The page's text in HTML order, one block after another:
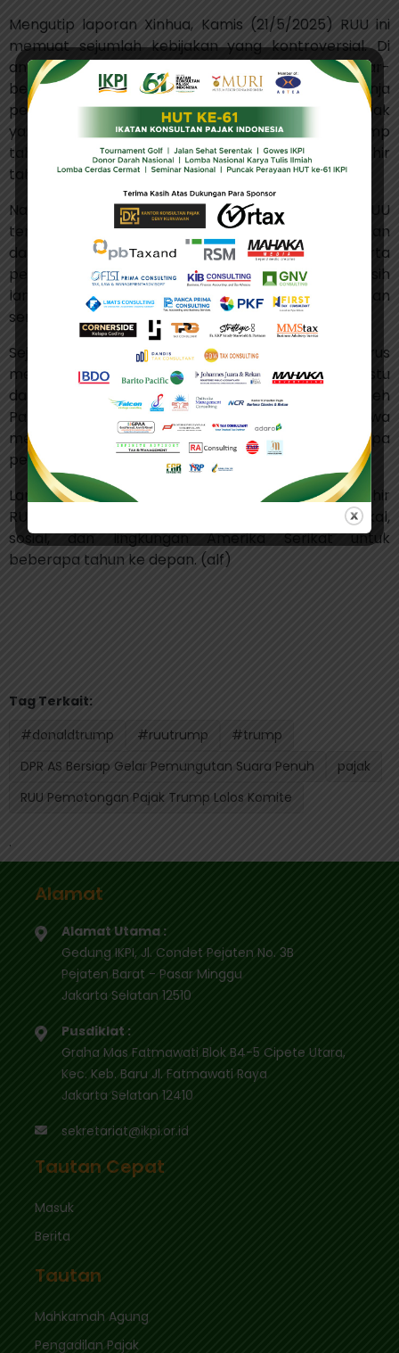
Mengutip laporan Xinhua, Kamis (21/5/2025) RUU ini
memuat sejumlah kebijakan yang kontroversial. Di
antaranya adalah peningkatan anggaran besar-
besaran untuk penegakan hukum imigrasi dan belanja
pertahanan, serta perpanjangan pemotongan pajak
yang pertama kali diberlakukan pada era Trump
tahun 2017 dan akan segera berakhir pada akhir
tahun ini.
Namun, tidak semua pihak menyambut positif isi RUU
tersebut. Dokumen ini juga mencakup pemangkasan
dana untuk program Medicaid, bantuan pangan, serta
pengurangan dukungan terhadap energi bersih
langkah yang diperkirakan akan memicu perdebatan
sengit di Kongres.
Sejumlah analis memperkirakan RUU ini masih harus
mengalami revisi signifikan untuk mendapatkan restu
dari seluruh anggota DPR. Senat yang dikuasai oleh
Partai Republik bahkan telah memberi sinyal bahwa
mereka tidak akan menyetujui versi saat ini tanpa
perubahan besar.
Langkah berikutnya menjadi krusial, karena hasil akhir
RUU ini berpotensi memengaruhi kebijakan fiskal,
sosial, dan lingkungan Amerika Serikat untuk
beberapa tahun ke depan. (alf)
Tag Terkait:
#donaldtrump
#ruutrump
#trump
DPR AS Bersiap Gelar Pemungutan Suara Penuh
pajak
RUU Pemotongan Pajak Trump Lolos Komite
.
Alamat
Alamat Utama :
Gedung IKPI, Jl. Condet Pejaten No. 3B
Pejaten Barat - Pasar Minggu
Jakarta Selatan 12510
Pusdiklat :
Graha Mas Fatmawati Blok B4-5 Cipete Utara,
Kec. Keb. Baru Jl. Fatmawati Raya
Jakarta Selatan 12410
sekretariat@ikpi.or.id
Tautan Cepat
Masuk
Berita
Tautan
Mahkamah Agung
Pengadilan Pajak